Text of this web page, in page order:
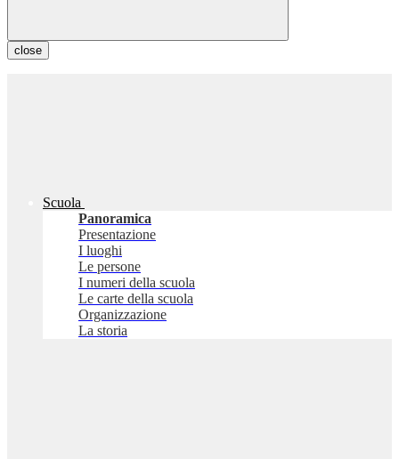
close
Scuola
Panoramica
Presentazione
I luoghi
Le persone
I numeri della scuola
Le carte della scuola
Organizzazione
La storia